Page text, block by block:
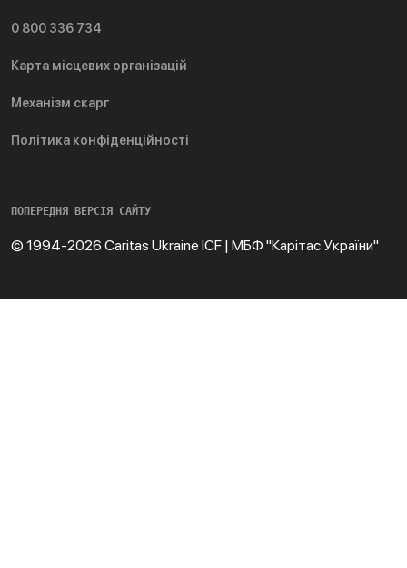
0 800 336 734
Карта місцевих організацій
Механізм скарг
Політика конфіденційності
ПОПЕРЕДНЯ ВЕРСІЯ САЙТУ
© 1994-2026 Caritas Ukraine ICF | МБФ "Карітас України"